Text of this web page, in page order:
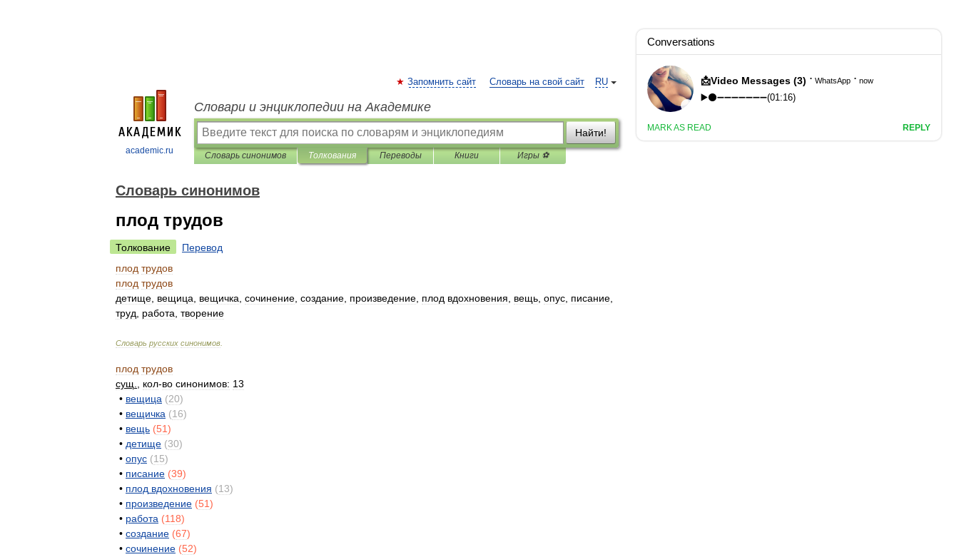
academic.ru
RU
Запомнить сайт Словарь на свой сайт
Словари и энциклопедии на Академике
Найти!
Словарь синонимов Толкования Переводы Книги Игры ⚽
Словарь синонимов
плод трудов
Толкование
Перевод
плод трудов
плод трудов
детище вещица вещичка сочинение создание произведение плод вдохновения вещь опус писание
труд
работа творение
Словарь русских синонимов
плод трудов
сущ
кол-во синонимов: 13
• вещица (20)
• вещичка (16)
• вещь (51)
• детище (30)
• опус (15)
• писание (39)
• плод вдохновения (13)
• произведение (51)
• работа (118)
• создание (67)
• сочинение (52)